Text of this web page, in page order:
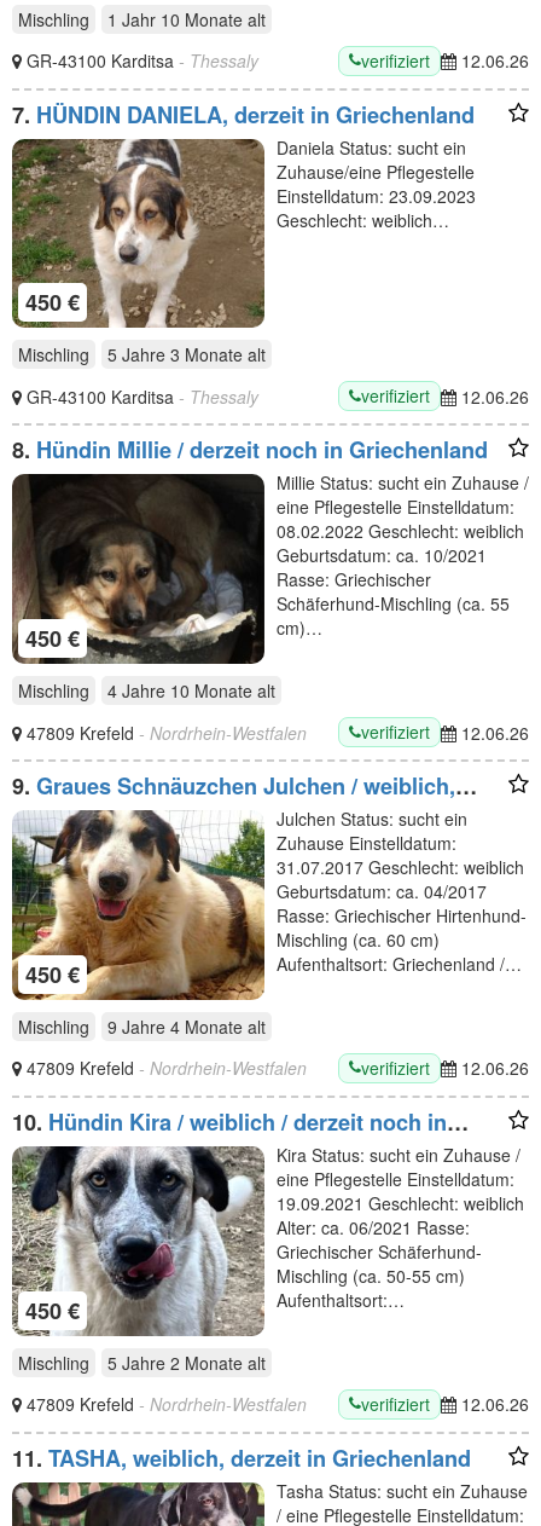
Mischling 1 Jahr 10 Monate alt
GR-43100 Karditsa - Thessaly verifiziert 12.06.26
7. HÜNDIN DANIELA, derzeit in Griechenland
450 €
Daniela Status: sucht ein
Zuhause/eine Pflegestelle
Einstelldatum: 23.09.2023
Geschlecht: weiblich…
Mischling 5 Jahre 3 Monate alt
GR-43100 Karditsa - Thessaly verifiziert 12.06.26
8. Hündin Millie / derzeit noch in Griechenland
450 €
Millie Status: sucht ein Zuhause /
eine Pflegestelle Einstelldatum:
08.02.2022 Geschlecht: weiblich
Geburtsdatum: ca. 10/2021
Rasse: Griechischer
Schäferhund-Mischling (ca. 55
cm)…
Mischling 4 Jahre 10 Monate alt
47809 Krefeld - Nordrhein-Westfalen verifiziert 12.06.26
9. Graues Schnäuzchen Julchen / weiblich,
kastriert / derzeit in Griechenland
450 €
Julchen Status: sucht ein
Zuhause Einstelldatum:
31.07.2017 Geschlecht: weiblich
Geburtsdatum: ca. 04/2017
Rasse: Griechischer Hirtenhund-
Mischling (ca. 60 cm)
Aufenthaltsort: Griechenland /…
Mischling 9 Jahre 4 Monate alt
47809 Krefeld - Nordrhein-Westfalen verifiziert 12.06.26
10. Hündin Kira / weiblich / derzeit noch in
Griechenland
450 €
Kira Status: sucht ein Zuhause /
eine Pflegestelle Einstelldatum:
19.09.2021 Geschlecht: weiblich
Alter: ca. 06/2021 Rasse:
Griechischer Schäferhund-
Mischling (ca. 50-55 cm)
Aufenthaltsort:…
Mischling 5 Jahre 2 Monate alt
47809 Krefeld - Nordrhein-Westfalen verifiziert 12.06.26
11. TASHA, weiblich, derzeit in Griechenland
Tasha Status: sucht ein Zuhause
/ eine Pflegestelle Einstelldatum: